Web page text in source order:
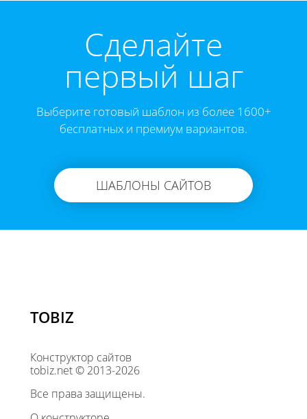
Cделайте
первый шаг
Выберите готовый шаблон из более 1600+
бесплатных и премиум вариантов.
ШАБЛОНЫ САЙТОВ
TOBIZ
Конструктор сайтов
tobiz.net © 2013-2026
Все права защищены.